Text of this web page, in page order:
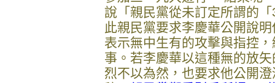
說「親民黨從未訂定所謂的
此親民黨要求李慶華公開說
表示無中生有的攻擊與指控
事。若李慶華以這種無的放
烈不以為然，也要求他公開